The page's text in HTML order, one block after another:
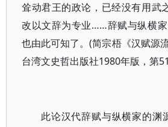
耸动君王的政论，已经没有用武
改以文辞为专业……辞赋与纵横家
也由此可知了。(简宗梧《汉赋源
台湾文史哲出版社1980年版，第
此论汉代辞赋与纵横家的渊